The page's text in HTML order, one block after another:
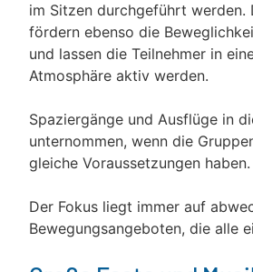
im Sitzen durchgeführt werden.
fördern ebenso die
und lassen die Teilnehmer in
Atmosphäre aktiv werden.
Spaziergänge und Ausflüge in
unternommen, wenn die
gleiche Voraussetzungen haben.
Der Fokus liegt immer auf
Bewegungsangeboten, die alle